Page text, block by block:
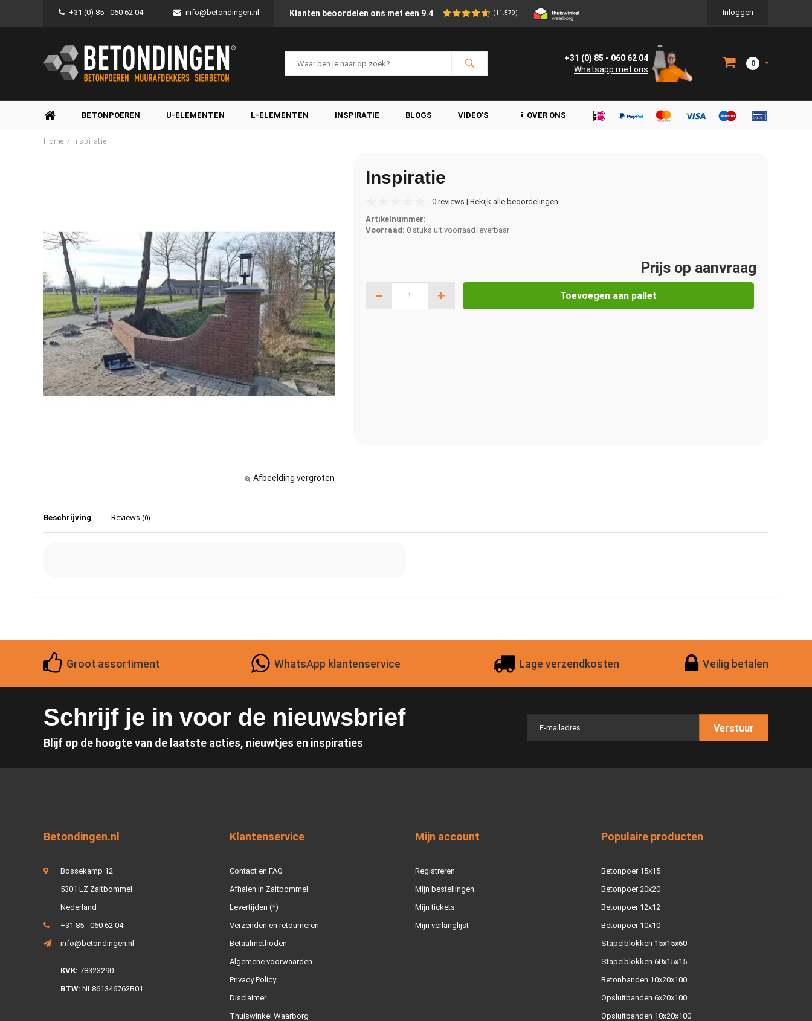
+31 (0) 85 - 060 62 04 info@betondingen.nl Klanten beoordelen ons met een 9.4 (11.579) Inloggen
+31 (0) 85 - 060 62 04
Whatsapp met ons
0
BETONPOEREN U-ELEMENTEN L-ELEMENTEN INSPIRATIE BLOGS VIDEO'S OVER ONS
Home / Inspiratie
Afbeelding vergroten
Inspiratie
0 reviews | Bekijk alle beoordelingen
Artikelnummer:
Voorraad: 0 stuks uit voorraad leverbaar
Prijs op aanvraag
- + Toevoegen aan pallet
Beschrijving Reviews (0)
Groot assortiment WhatsApp klantenservice Lage verzendkosten Veilig betalen
Schrijf je in voor de nieuwsbrief
Blijf op de hoogte van de laatste acties, nieuwtjes en inspiraties
Verstuur
Betondingen.nl
Bossekamp 12
5301 LZ Zaltbommel
Nederland
+31 85 - 060 62 04
info@betondingen.nl
KVK: 78323290
BTW: NL861346762B01
Klantenservice
Contact en FAQ
Afhalen in Zaltbommel
Levertijden (*)
Verzenden en retourneren
Betaalmethoden
Algemene voorwaarden
Privacy Policy
Disclaimer
Thuiswinkel Waarborg
Mijn account
Registreren
Mijn bestellingen
Mijn tickets
Mijn verlanglijst
Populaire producten
Betonpoer 15x15
Betonpoer 20x20
Betonpoer 12x12
Betonpoer 10x10
Stapelblokken 15x15x60
Stapelblokken 60x15x15
Betonbanden 10x20x100
Opsluitbanden 6x20x100
Opsluitbanden 10x20x100